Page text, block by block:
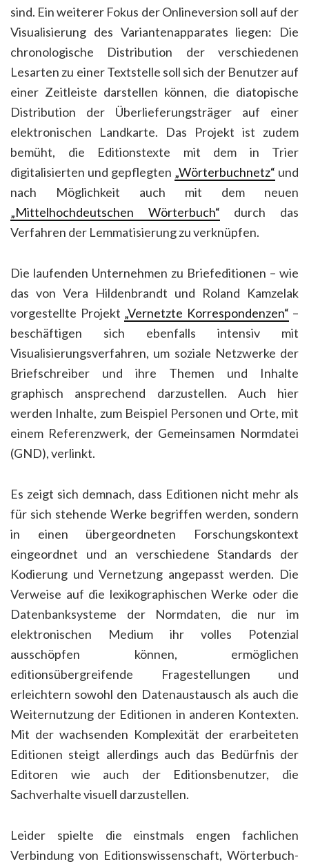
sind. Ein weiterer Fokus der Onlineversion soll auf der
Visualisierung des Variantenapparates liegen: Die
chronologische Distribution der verschiedenen
Lesarten zu einer Textstelle soll sich der Benutzer auf
einer Zeitleiste darstellen können, die diatopische
Distribution der Überlieferungsträger auf einer
elektronischen Landkarte. Das Projekt ist zudem
bemüht, die Editionstexte mit dem in Trier
digitalisierten und gepflegten „Wörterbuchnetz“ und
nach Möglichkeit auch mit dem neuen
„Mittelhochdeutschen Wörterbuch“ durch das
Verfahren der Lemmatisierung zu verknüpfen.
Die laufenden Unternehmen zu Briefeditionen – wie
das von Vera Hildenbrandt und Roland Kamzelak
vorgestellte Projekt „Vernetzte Korrespondenzen“ –
beschäftigen sich ebenfalls intensiv mit
Visualisierungsverfahren, um soziale Netzwerke der
Briefschreiber und ihre Themen und Inhalte
graphisch ansprechend darzustellen. Auch hier
werden Inhalte, zum Beispiel Personen und Orte, mit
einem Referenzwerk, der Gemeinsamen Normdatei
(GND), verlinkt.
Es zeigt sich demnach, dass Editionen nicht mehr als
für sich stehende Werke begriffen werden, sondern
in einen übergeordneten Forschungskontext
eingeordnet und an verschiedene Standards der
Kodierung und Vernetzung angepasst werden. Die
Verweise auf die lexikographischen Werke oder die
Datenbanksysteme der Normdaten, die nur im
elektronischen Medium ihr volles Potenzial
ausschöpfen können, ermöglichen
editionsübergreifende Fragestellungen und
erleichtern sowohl den Datenaustausch als auch die
Weiternutzung der Editionen in anderen Kontexten.
Mit der wachsenden Komplexität der erarbeiteten
Editionen steigt allerdings auch das Bedürfnis der
Editoren wie auch der Editionsbenutzer, die
Sachverhalte visuell darzustellen.
Leider spielte die einstmals engen fachlichen
Verbindung von Editionswissenschaft, Wörterbuch-